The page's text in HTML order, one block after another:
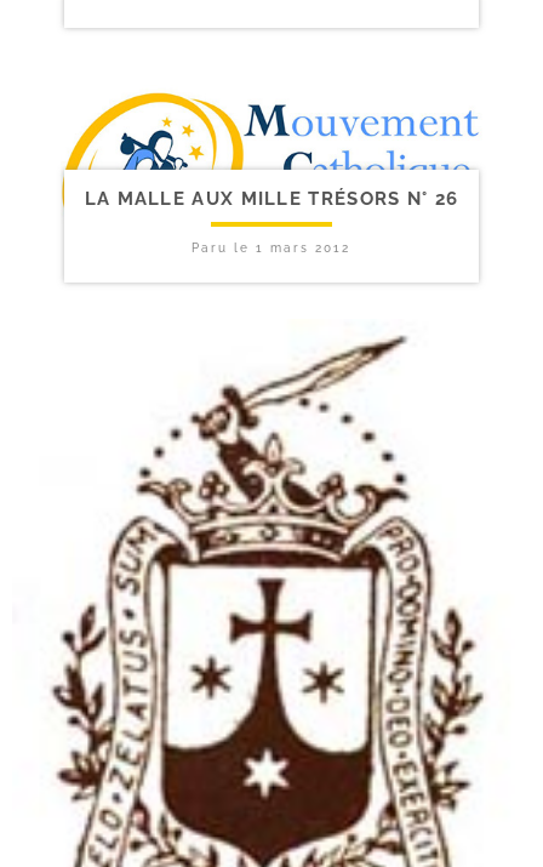
LA MALLE AUX MILLE TRÉSORS N° 26
Paru le1 mars 2012